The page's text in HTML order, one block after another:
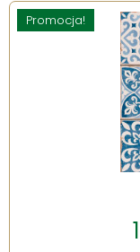
Promocja!